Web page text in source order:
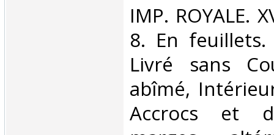
‎IMP. ROYALE.
8. En feuillets.
Livré sans
abîmé,
Accrocs et